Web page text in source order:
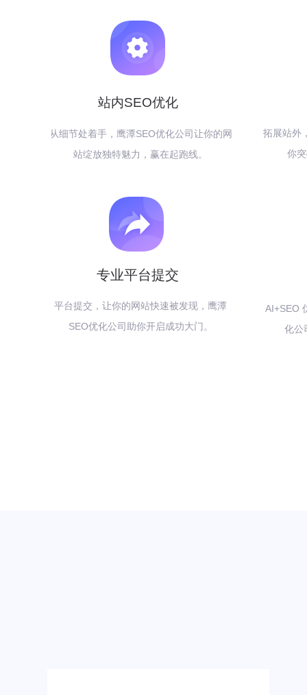
站内SEO优化
从细节处着手，鹰潭SEO优化公司让你的网
站绽放独特魅力，赢在起跑线。
拓展站外
你
专业平台提交
平台提交，让你的网站快速被发现，鹰潭
SEO优化公司助你开启成功大门。
AI+SEO
化公